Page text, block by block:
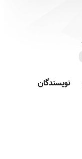
نویسندگان